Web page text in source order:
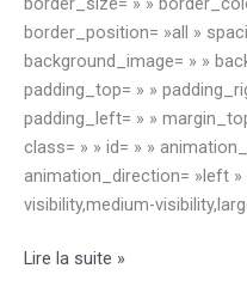
border_position= »all »
background_image= » »
padding_top= » »
padding_left= » »
class= » » id= » »
animation_direction= »left
visibility,medium-
Troppo
Lire la suite »